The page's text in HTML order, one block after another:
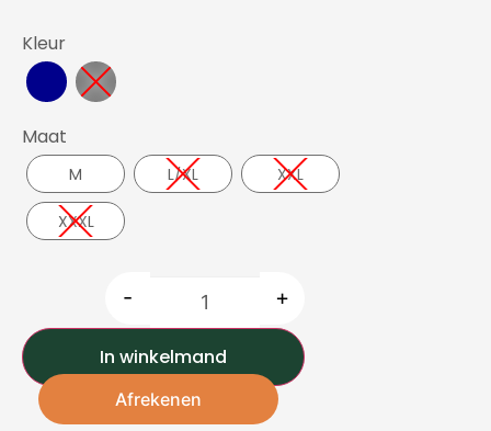
Kleur
Maat
M L/XL XXL
XXXL
- +
In winkelmand
Afrekenen